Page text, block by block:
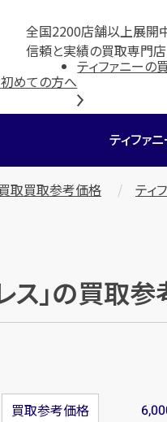
全国2200店舗以上展開
信頼と実績の買取専門店
初めての方へ
ティファニーの
ティファ
取買取参考価格 ティ
ス」の買取
買取参考価格